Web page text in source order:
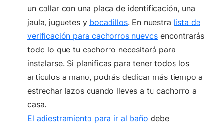
un collar con una placa de identificación, una
jaula, juguetes y bocadillos. En nuestra lista de
verificación para cachorros nuevos encontrarás
todo lo que tu cachorro necesitará para
instalarse. Si planificas para tener todos los
artículos a mano, podrás dedicar más tiempo a
estrechar lazos cuando lleves a tu cachorro a
casa.
El adiestramiento para ir al baño debe